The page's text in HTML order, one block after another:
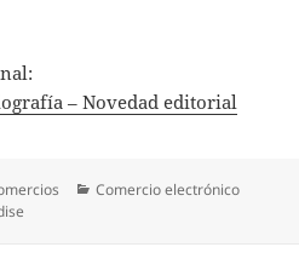
– Novedad editorial
Categories
Comercio electrónico